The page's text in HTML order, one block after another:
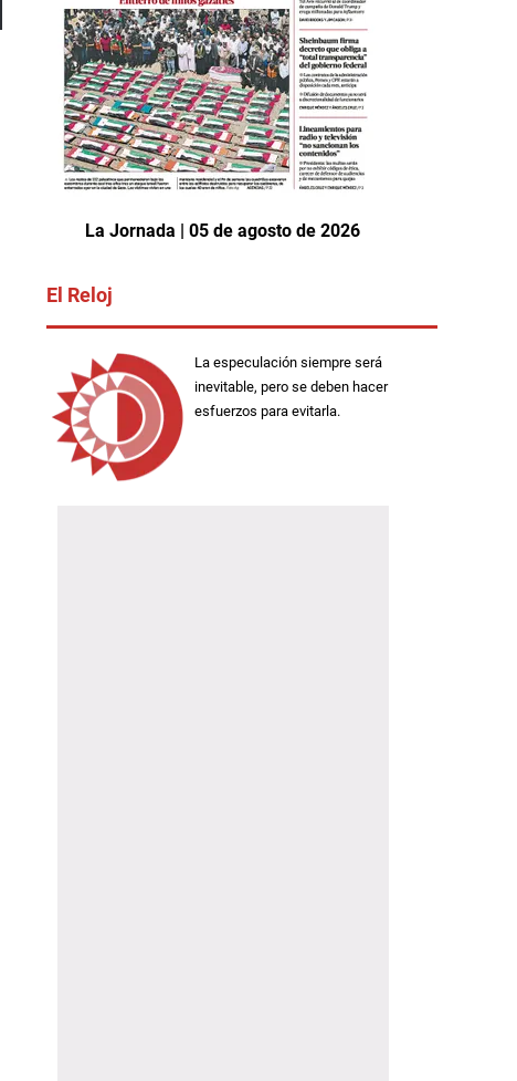
La Jornada | 05 de agosto de 2026
El Reloj
La especulación siempre será
inevitable, pero se deben hacer
esfuerzos para evitarla.